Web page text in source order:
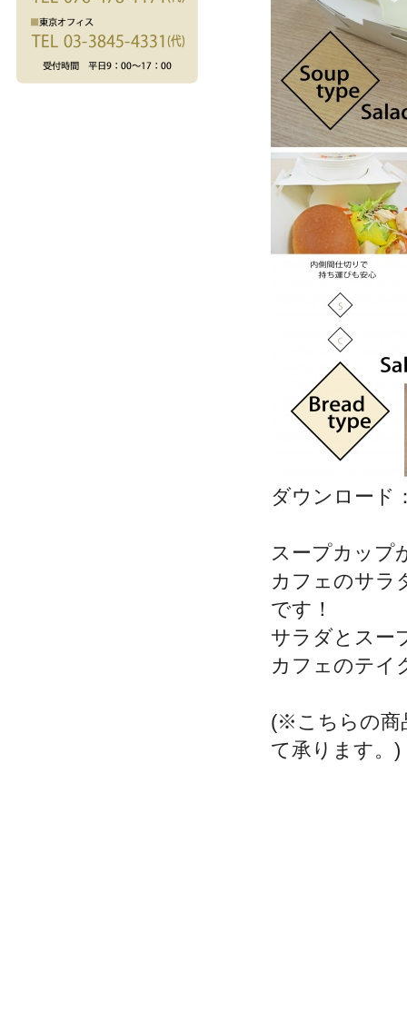
ダウンロード
スープカップ
カフェのサラ
です！
サラダとスー
カフェのテイ
(※こちらの商
て承ります。)